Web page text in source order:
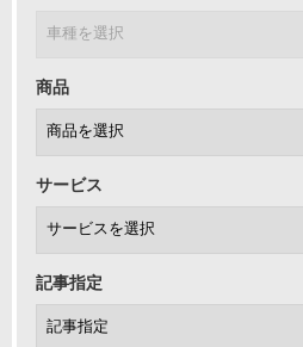
商品
サービス
記事指定